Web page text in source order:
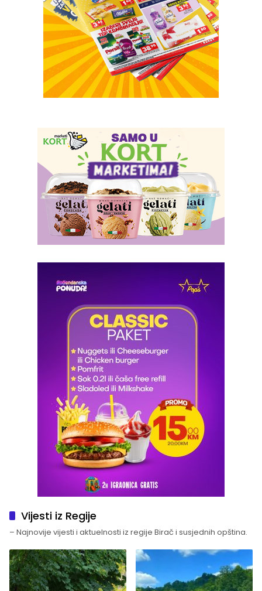
Vijesti iz Regije
– Najnovije vijesti i aktuelnosti iz regije Birač i susjednih opština.